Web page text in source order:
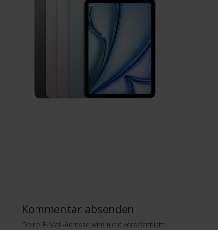
Kommentar absenden
Deine E-Mail-Adresse wird nicht veröffentlicht.